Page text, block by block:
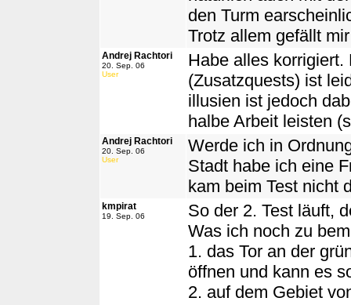
den Turm
Trotz allem gefällt
Andrej Rachtori
20. Sep. 06
User
Habe alles
(Zusatzquests) ist
illusien ist jedoch
halbe Arbeit leisten
Andrej Rachtori
20. Sep. 06
User
Werde ich in
Stadt habe ich eine
kam beim Test nicht
kmpirat
19. Sep. 06
So der 2. Test läuft,
Was ich noch zu
1. das Tor an der
öffnen und kann es
2. auf dem Gebiet